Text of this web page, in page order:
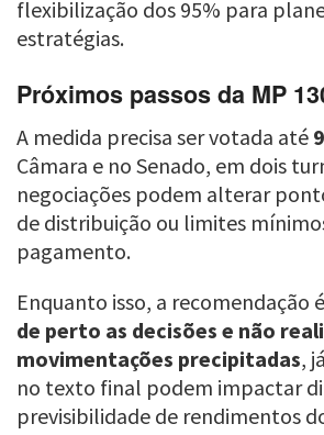
flexibilização dos 95% para
estratégias.
Próximos passos da MP
A medida precisa ser votada até
Câmara e no Senado, em dois
negociações podem alterar
de distribuição ou limites
pagamento.
Enquanto isso, a recomendação é
de perto as decisões e não
movimentações precipitadas,
no texto final podem impactar
previsibilidade de rendimentos